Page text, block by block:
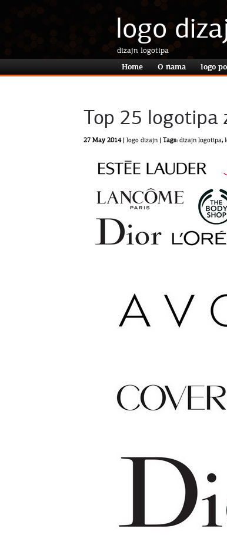
logo
dizajn logotipa
Home O nama logo
Top 25 logotipa
27 May 2014 | logo dizajn| Tags: dizajn logotipa,